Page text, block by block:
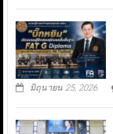
มิถุนายน 25, 2026